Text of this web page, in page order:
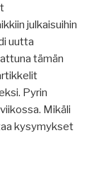
julkaisuihin
uutta
tämän
Pyrin
Mikäli
kysymykset